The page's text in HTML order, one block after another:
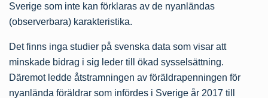
Sverige som inte kan förklaras av de nyanländas
(observerbara) karakteristika.
Det finns inga studier på svenska data som visar att
minskade bidrag i sig leder till ökad sysselsättning.
Däremot ledde åtstramningen av föräldrapenningen för
nyanlända föräldrar som infördes i Sverige år 2017 till